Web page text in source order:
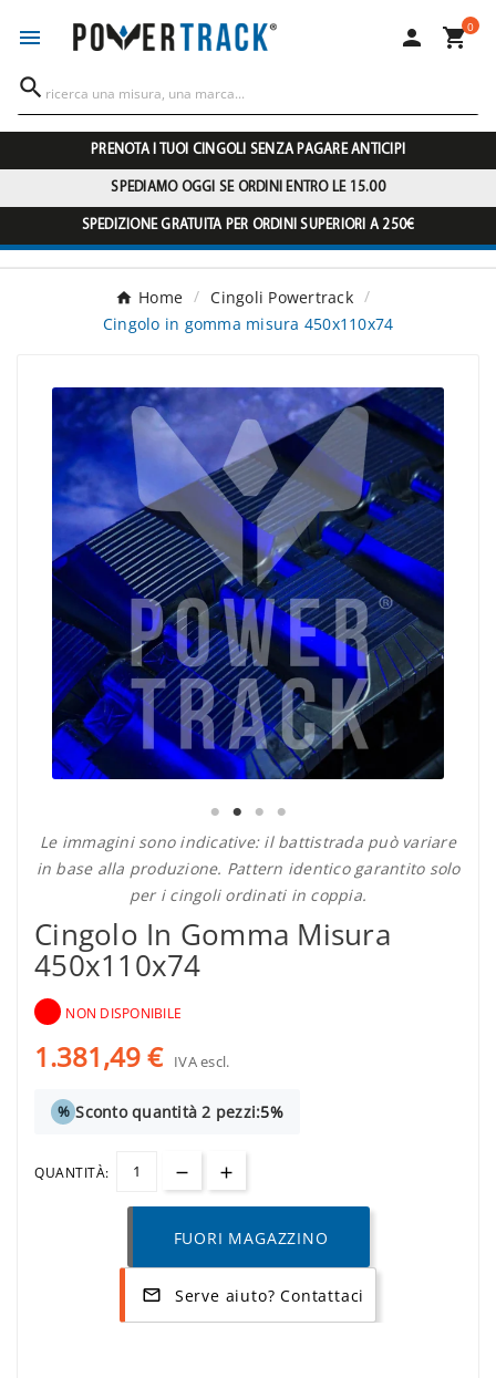
  0

PRENOTA I TUOI CINGOLI SENZA PAGARE ANTICIPI
SPEDIAMO OGGI SE ORDINI ENTRO LE 15.00
SPEDIZIONE GRATUITA PER ORDINI SUPERIORI A 250€
Home
Cingoli Powertrack
Cingolo in gomma misura 450x110x74
Le immagini sono indicative: il battistrada può variare
in base alla produzione. Pattern identico garantito solo
per i cingoli ordinati in coppia.
Cingolo In Gomma Misura
450x110x74
NON DISPONIBILE
1.381,49 € IVA escl.
% Sconto quantità 2 pezzi:5%
QUANTITÀ:
FUORI MAGAZZINO
mail_outline Serve aiuto? Contattaci